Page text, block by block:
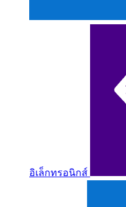
อิเล็กทรอนิกส์